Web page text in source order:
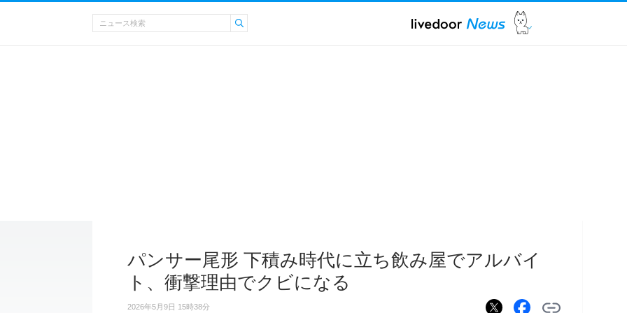
パンサー尾形 下積み時代に立ち飲み屋でアルバイ
ト、衝撃理由でクビになる
2026年5月9日 15時38分